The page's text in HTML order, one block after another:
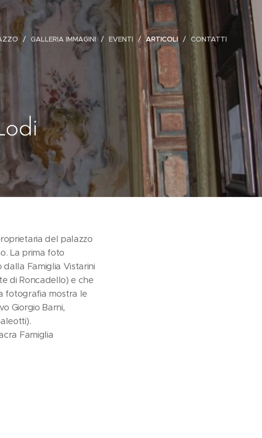
GALLERIA IMMAGINI EVENTI ARTICOLI CONTATTI
del palazzo
La prima foto
Famiglia Vistarini
di Roncadello) e che
fotografia mostra le
Giorgio Barni,
Famiglia